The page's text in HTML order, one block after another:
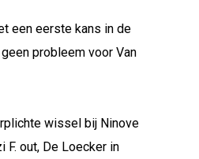
een eerste kans in de
probleem voor Van
wissel bij Ninove
F. out, De Loecker in